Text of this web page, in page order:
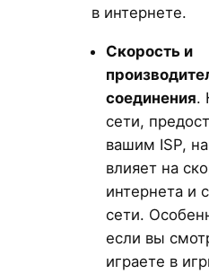
в интернете.
Скорость и
соединения.
сети,
вашим ISP,
влияет на
интернета и
сети.
если вы
играете в